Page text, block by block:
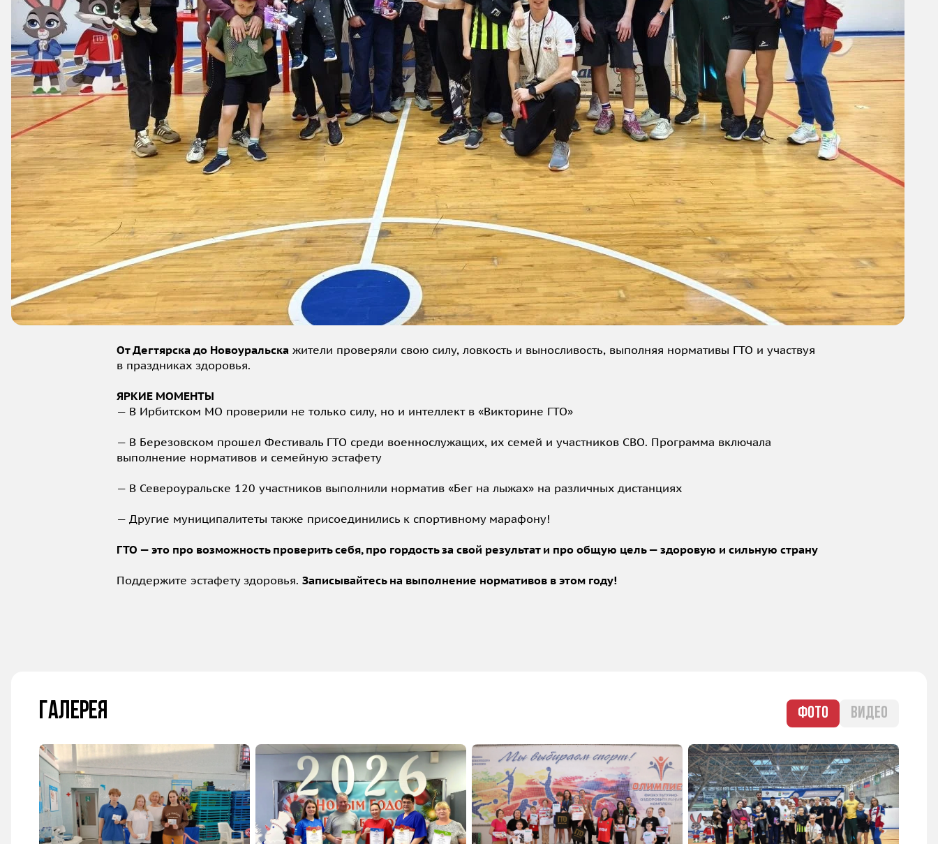
От Дегтярска до Новоуральска жители проверяли свою силу, ловкость и выносливость, выполняя нормативы ГТО и участвуя
в праздниках здоровья.
ЯРКИЕ МОМЕНТЫ
— В Ирбитском МО проверили не только силу, но и интеллект в «Викторине ГТО»
— В Березовском прошел Фестиваль ГТО среди военнослужащих, их семей и участников СВО. Программа включала
выполнение нормативов и семейную эстафету
— В Североуральске 120 участников выполнили норматив «Бег на лыжах» на различных дистанциях
— Другие муниципалитеты также присоединились к спортивному марафону!
ГТО — это про возможность проверить себя, про гордость за свой результат и про общую цель — здоровую и сильную страну
Поддержите эстафету здоровья. Записывайтесь на выполнение нормативов в этом году!
Галерея ФОТО ВИДЕО